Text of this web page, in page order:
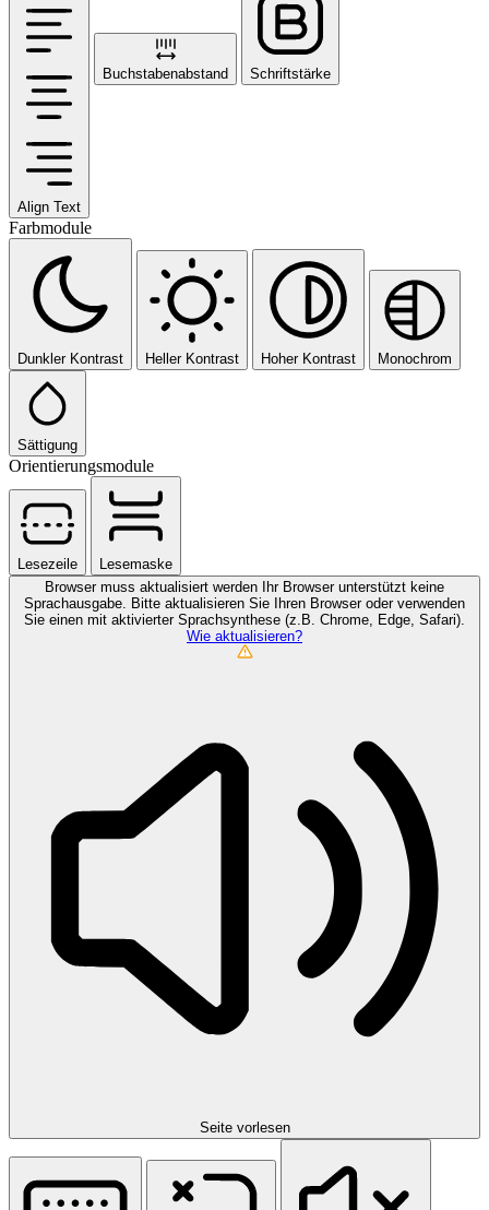
Align Text
Buchstabenabstand Schriftstärke
Farbmodule
Dunkler Kontrast Heller Kontrast Hoher Kontrast Monochrom
Sättigung
Orientierungsmodule
Lesezeile
Lesemaske
Browser muss aktualisiert werden Ihr Browser unterstützt keine
Sprachausgabe. Bitte aktualisieren Sie Ihren Browser oder verwenden
Sie einen mit aktivierter Sprachsynthese (z.B. Chrome, Edge, Safari).
Wie aktualisieren?
Seite vorlesen